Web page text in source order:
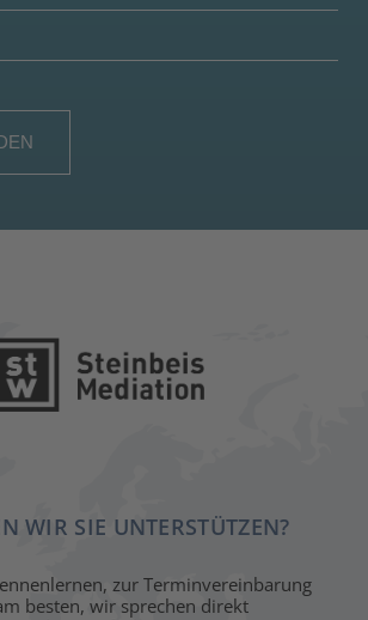
WIR SIE UNTERSTÜTZEN?
zur Terminvereinbarung
besten, wir sprechen direkt